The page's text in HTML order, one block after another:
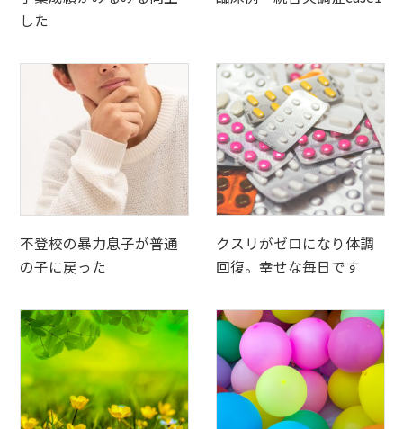
した
不登校の暴力息子が普通
の子に戻った
クスリがゼロになり体調
回復。幸せな毎日です